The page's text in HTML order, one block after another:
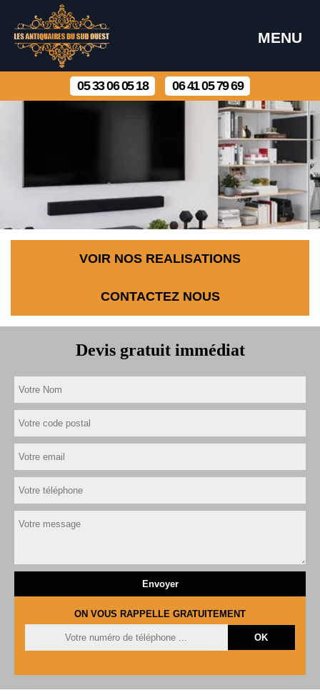
MENU
05 33 06 05 18 06 41 05 79 69
VOIR NOS REALISATIONS
CONTACTEZ NOUS
Devis gratuit immédiat
ON VOUS RAPPELLE GRATUITEMENT